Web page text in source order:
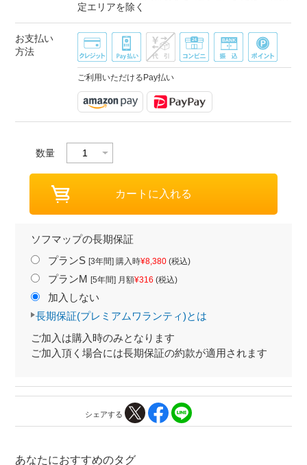
定エリアを除く
お支払い
方法
ご利用いただけるPay払い
数量
ソフマップの長期保証
プランS [3年間] 購入時¥8,380(税込)
プランM [5年間] 月額¥316 (税込)
加入しない
長期保証(プレミアムワランティ)とは
ご加入は購入時のみとなります
ご加入頂く場合には長期保証の約款が適用されます
シェアする
あなたにおすすめのタグ